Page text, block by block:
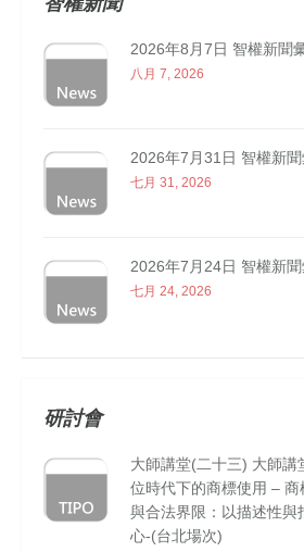
2026年8月7日 智權新聞
八月 7, 2026
2026年7月31日 智權新聞
七月 31, 2026
2026年7月24日 智權新聞
七月 24, 2026
研討會
大師講堂(二十三) 大師講
位時代下的商標使用 –
與合法界限：以描述性與
心-(台北場次)